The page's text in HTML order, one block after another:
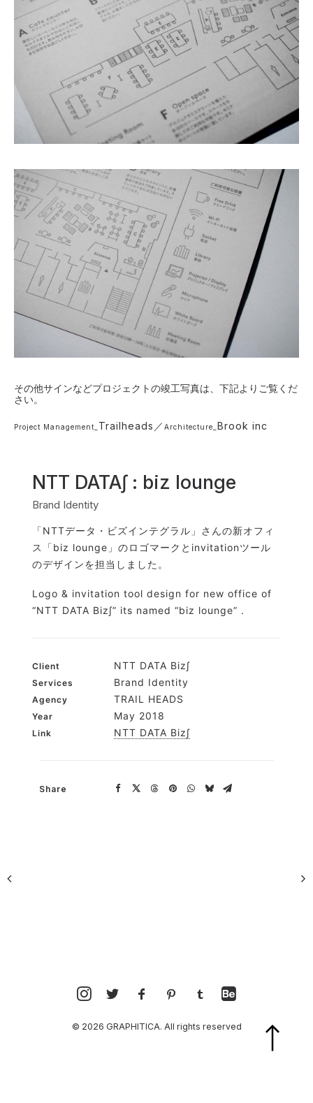
その他サインなどプロジェクトの竣工写真は、下記よりご覧くだ
さい。
Project Management_ Trailheads ／ Architecture_ Brook inc
NTT DATA∫ : biz lounge
Brand Identity
「NTTデータ・ビズインテグラル」さんの新オフィ
ス「biz lounge」のロゴマークとinvitationツール
のデザインを担当しました。
Logo & invitation tool design for new office of
“NTT DATA Biz∫” its named “biz lounge” .
Client NTT DATA Biz∫
Services Brand Identity
Agency TRAIL HEADS
Year May 2018
Link NTT DATA Biz∫
Share
© 2026 GRAPHITICA. All rights reserved